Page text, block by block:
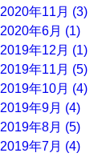
2020年11月 (3)
2020年6月 (1)
2019年12月 (1)
2019年11月 (5)
2019年10月 (4)
2019年9月 (4)
2019年8月 (5)
2019年7月 (4)